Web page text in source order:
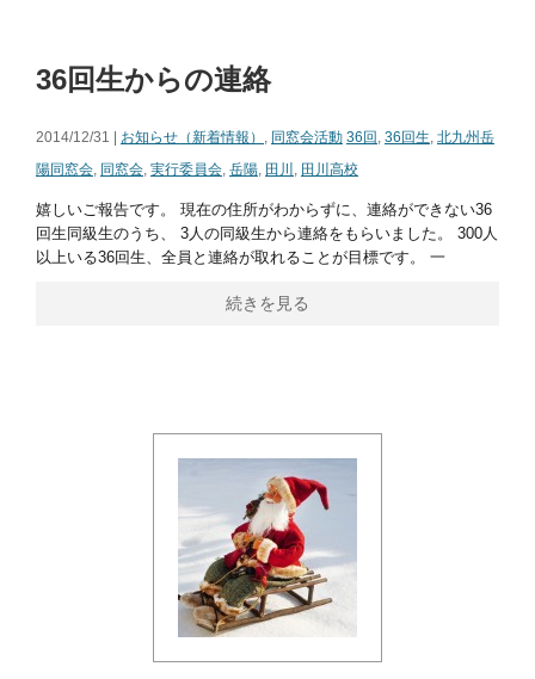
36回生からの連絡
2014/12/31 | お知らせ（新着情報） , 同窓会活動 36回 , 36回生, 北九州岳
陽同窓会, 同窓会, 実行委員会, 岳陽, 田川 , 田川高校
嬉しいご報告です。 現在の住所がわからずに、連絡ができない36
回生同級生のうち、 3人の同級生から連絡をもらいました。 300人
以上いる36回生、全員と連絡が取れることが目標です。 一
続きを見る